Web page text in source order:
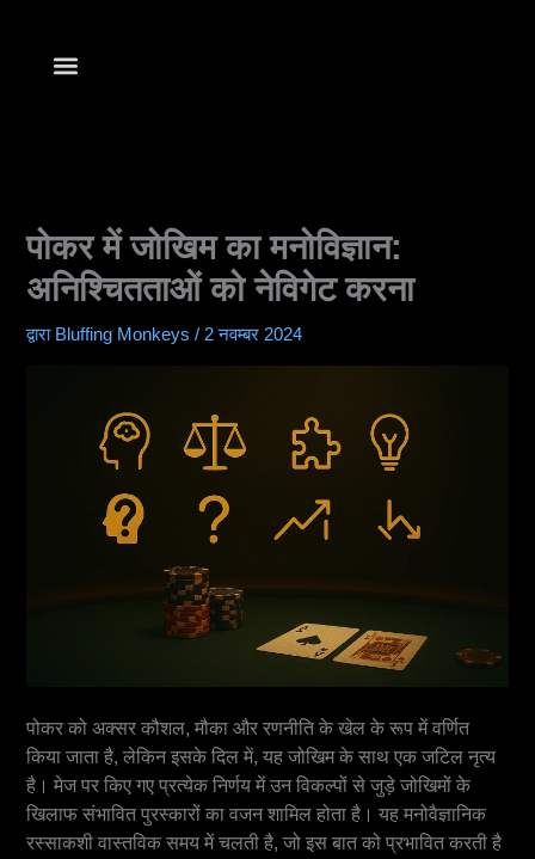
पोकर में जोखिम का मनोविज्ञान:
अनिश्चितताओं को नेविगेट करना
द्वारा Bluffing Monkeys/2 नवम्बर 2024
पोकर को अक्सर कौशल, मौका और रणनीति के खेल के रूप में वर्णित
किया जाता है, लेकिन इसके दिल में, यह जोखिम के साथ एक जटिल नृत्य
है। मेज पर किए गए प्रत्येक निर्णय में उन विकल्पों से जुड़े जोखिमों के
खिलाफ संभावित पुरस्कारों का वजन शामिल होता है। यह मनोवैज्ञानिक
रस्साकशी वास्तविक समय में चलती है, जो इस बात को प्रभावित करती है